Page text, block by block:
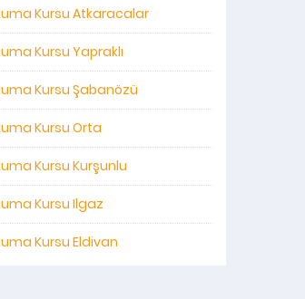
Kursu Atkaracalar
Kursu Yapraklı
Kursu Şabanözü
Kursu Orta
Kursu Kurşunlu
Kursu Ilgaz
Kursu Eldivan